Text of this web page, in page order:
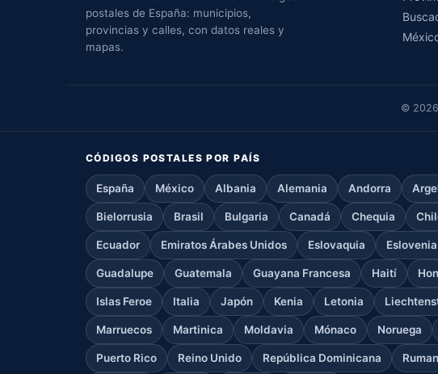
postales de España: municipios,
provincias y calles, con datos reales y
mapas.
© 2026
CÓDIGOS POSTALES POR PAÍS
España México Albania Alemania Andorra
Bielorrusia Brasil Bulgaria Canadá Chequia
Ecuador Emiratos Árabes Unidos Eslovaquia Eslovenia
Guadalupe Guatemala Guayana Francesa Haití
Islas Feroe Italia Japón Kenia Letonia
Marruecos Martinica Moldavia Mónaco Noruega
Puerto Rico Reino Unido República Dominicana